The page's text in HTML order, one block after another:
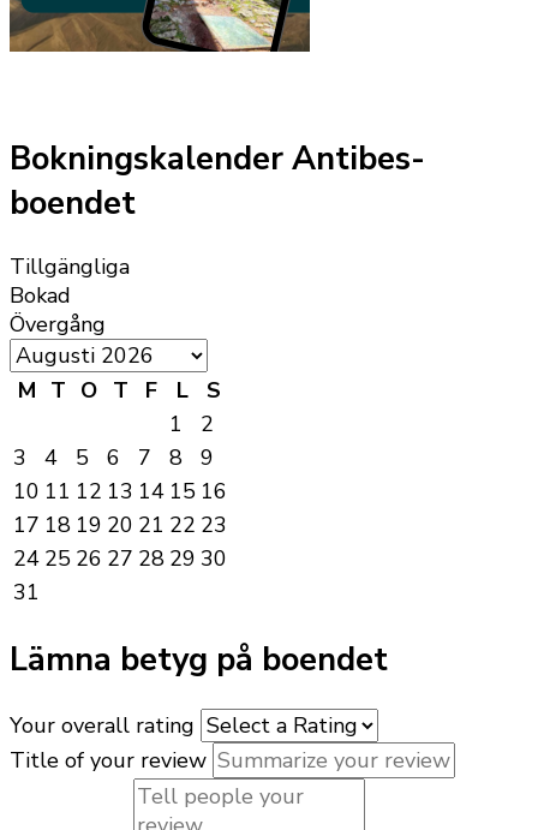
Bokningskalender Antibes-
boendet
Tillgängliga
Bokad
Övergång
M T O T F L
S
1
2
3
4 5 6 7 8
9
10 11 12 13 14 15 16
17 18 19 20 21 22 23
24 25 26 27 28 29 30
31
Lämna betyg på boendet
Your overall rating
Title of your review